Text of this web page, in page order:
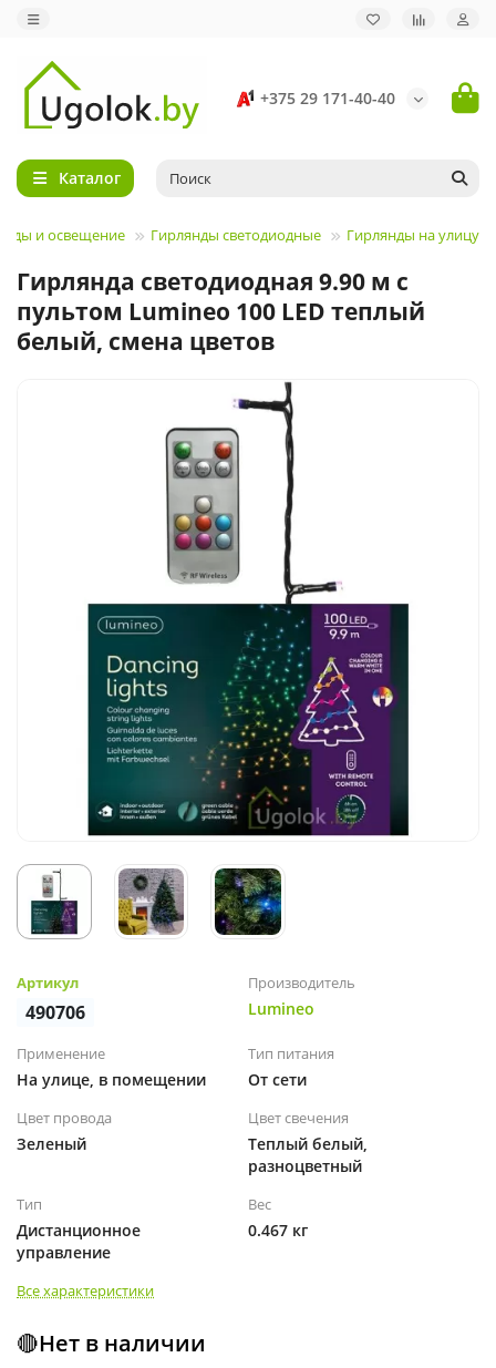
+375 29 171-40-40
Каталог
и освещение Гирлянды светодиодные Гирлянды на улицу
Гирлянда светодиодная 9.90 м с
пультом Lumineo 100 LED теплый
белый, смена цветов
Артикул
490706
Производитель
Lumineo
Применение
На улице, в помещении
Тип питания
От сети
Цвет провода
Зеленый
Цвет свечения
Теплый белый,
разноцветный
Тип
Дистанционное
управление
Вес
0.467 кг
Все характеристики
🔴Нет в наличии